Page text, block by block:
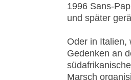
1996 Sans-
und später
Oder in Italien,
Gedenken an
Marsch